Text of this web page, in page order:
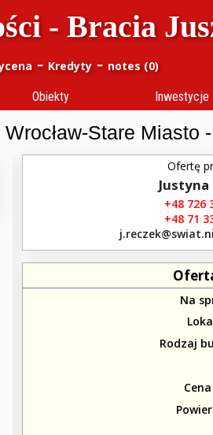
- Bracia
- Kredyty - notes (0)
Obiekty Inwestycje
Stare Miasto
Ofertę
Justyna
+48 726
+48 71
Na
Rodzaj